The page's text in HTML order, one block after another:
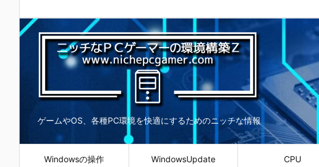
ゲームやOS、各種PC環境を快適にするためのニッチな情報
Windowsの操作 WindowsUpdate CPU